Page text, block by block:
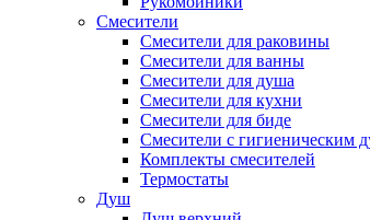
Смесители
Смесители для раковины
Смесители для ванны
Смесители для душа
Смесители для кухни
Смесители для биде
Смесители с гигиеническим
Комплекты смесителей
Термостаты
Душ